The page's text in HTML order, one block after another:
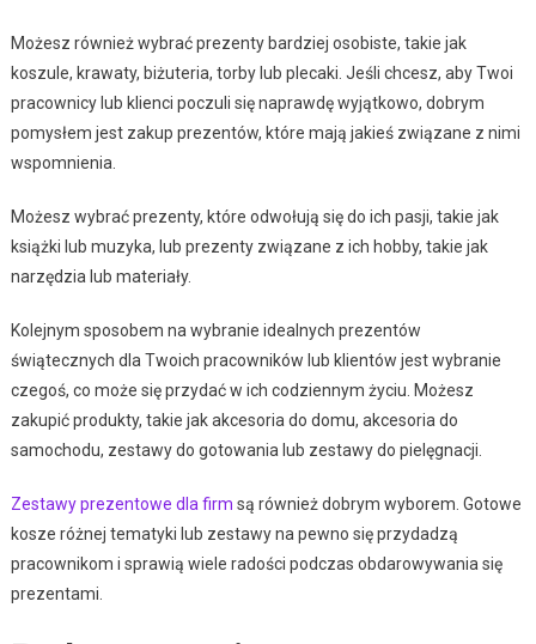
Możesz również wybrać prezenty bardziej osobiste, takie jak
koszule, krawaty, biżuteria, torby lub plecaki. Jeśli chcesz, aby Twoi
pracownicy lub klienci poczuli się naprawdę wyjątkowo, dobrym
pomysłem jest zakup prezentów, które mają jakieś związane z nimi
wspomnienia.
Możesz wybrać prezenty, które odwołują się do ich pasji, takie jak
książki lub muzyka, lub prezenty związane z ich hobby, takie jak
narzędzia lub materiały.
Kolejnym sposobem na wybranie idealnych prezentów
świątecznych dla Twoich pracowników lub klientów jest wybranie
czegoś, co może się przydać w ich codziennym życiu. Możesz
zakupić produkty, takie jak akcesoria do domu, akcesoria do
samochodu, zestawy do gotowania lub zestawy do pielęgnacji.
Zestawy prezentowe dla firm są również dobrym wyborem. Gotowe
kosze różnej tematyki lub zestawy na pewno się przydadzą
pracownikom i sprawią wiele radości podczas obdarowywania się
prezentami.